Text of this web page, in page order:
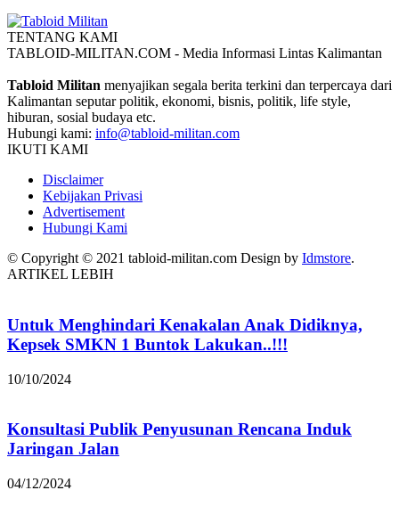
TENTANG KAMI
TABLOID-MILITAN.COM - Media Informasi Lintas Kalimantan
Tabloid Militan menyajikan segala berita terkini dan terpercaya dari
Kalimantan seputar politik, ekonomi, bisnis, politik, life style,
hiburan, sosial budaya etc.
Hubungi kami: info@tabloid-militan.com
IKUTI KAMI
Disclaimer
Kebijakan Privasi
Advertisement
Hubungi Kami
© Copyright © 2021 tabloid-militan.com Design by Idmstore.
ARTIKEL LEBIH
Untuk Menghindari Kenakalan Anak Didiknya,
Kepsek SMKN 1 Buntok Lakukan..!!!
10/10/2024
Konsultasi Publik Penyusunan Rencana Induk
Jaringan Jalan
04/12/2024